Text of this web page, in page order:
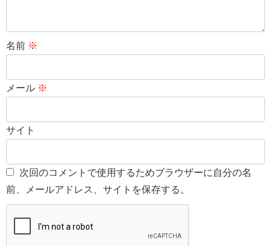
名前 ※
メール ※
サイト
次回のコメントで使用するためブラウザーに自分の名
前、メールアドレス、サイトを保存する。